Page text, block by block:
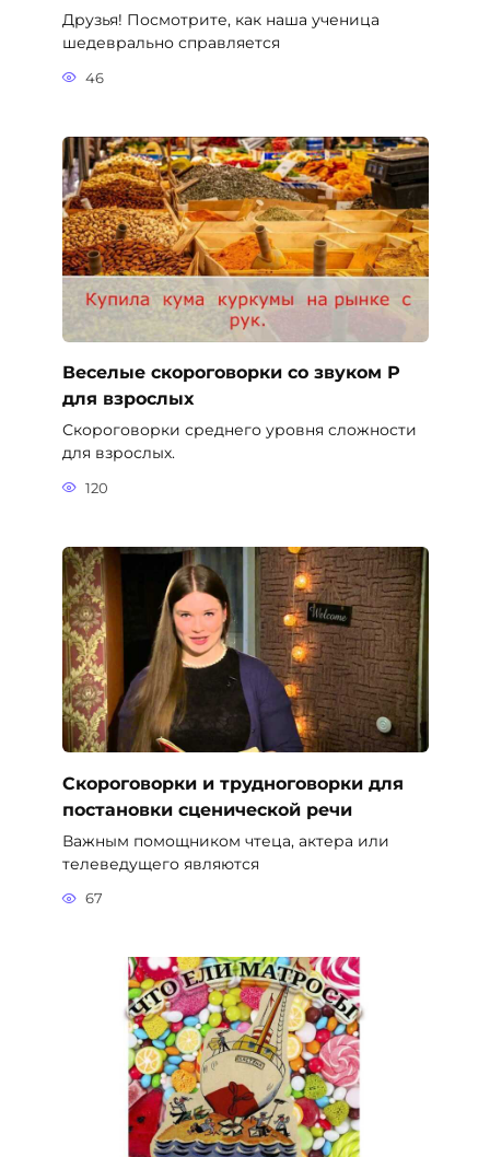
Друзья! Посмотрите, как наша ученица
шедеврально справляется
46
Веселые скороговорки со звуком Р
для взрослых
Скороговорки среднего уровня сложности
для взрослых.
120
Скороговорки и трудноговорки для
постановки сценической речи
Важным помощником чтеца, актера или
телеведущего являются
67